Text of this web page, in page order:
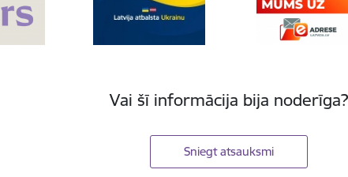
Vai šī informācija bija noderīga?
Sniegt atsauksmi